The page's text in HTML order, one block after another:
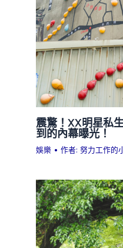
震驚！XX明星私
到的內幕曝光！
娛樂 • 作者:努力工作的